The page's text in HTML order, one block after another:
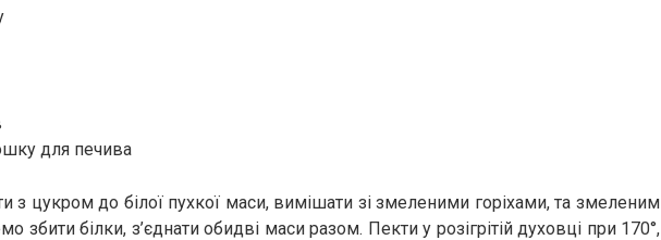
для печива
з цукром до білої пухкої маси, вимішати зі змеленими горіхами, та змеленим
збити білки, з’єднати обидві маси разом. Пекти у розігрітій духовці при 170°,